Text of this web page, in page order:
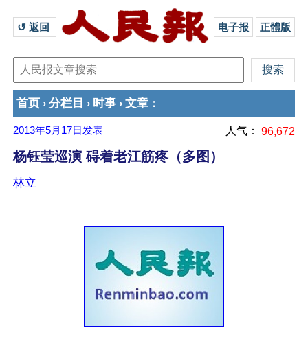
↺ 返回 电子报 正體版
首页 › 分栏目 › 时事 › 文章 ：
2013年5月17日 发表 人气： 96,672
杨钰莹巡演 碍着老江筋疼（多图）
林立